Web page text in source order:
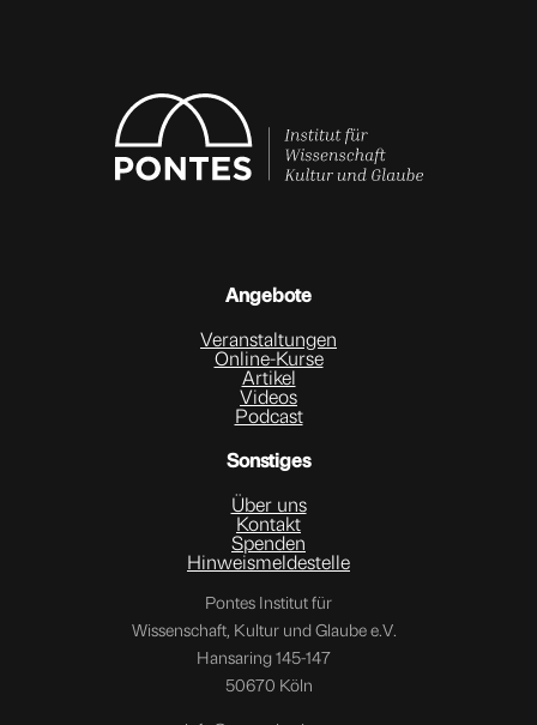
Angebote
Veranstaltungen
Online-Kurse
Artikel
Videos
Podcast
Sonstiges
Über uns
Kontakt
Spenden
Hinweismeldestelle
Pontes Institut für
Wissenschaft, Kultur und Glaube e.V.
Hansaring 145-147
50670 Köln